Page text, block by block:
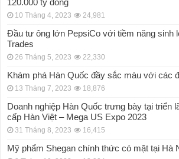
10 Tháng 4, 2023 24,981
Đầu tư ông lớn PepsiCo với tiềm năng sinh
Trades
26 Tháng 5, 2023 22,330
Khám phá Hàn Quốc đầy sắc màu với các
13 Tháng 7, 2023 18,876
Doanh nghiệp Hàn Quốc trưng bày tại triển
cấp Hàn Việt – Mega US Expo 2023
31 Tháng 8, 2023 16,415
Mỹ phẩm Shegan chính thức có mặt tại Hà